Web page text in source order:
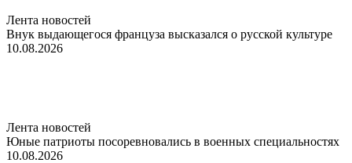
Лента новостей
Внук выдающегося француза высказался о русской культуре
10.08.2026
Лента новостей
Юные патриоты посоревновались в военных специальностях
10.08.2026